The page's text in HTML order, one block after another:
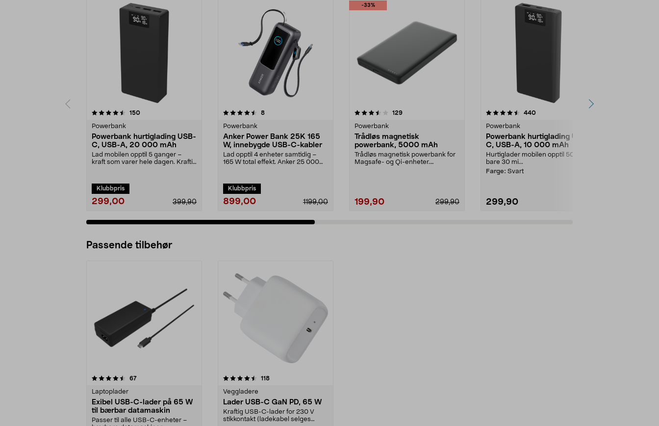
150anmeldelser
Powerbank
Powerbank hurtiglading USB-
C, USB-A, 20 000 mAh
Lad mobilen opptil 5 ganger –
kraft som varer hele dagen. Kraftig
Klubbpris
299,00 399,90
4.5 av 5 stjerner 8anmeldelser
Powerbank
Anker Power Bank 25K 165
W, innebygde USB-C-kabler
Lad opptil 4 enheter samtidig –
165 W total effekt. Anker 25 000
Klubbpris
899,00 1199,00
-33%
3.5 av 5 stjerner 129anmeldelser
Powerbank
Trådløs magnetisk
powerbank, 5000 mAh
Trådløs magnetisk powerbank for
Magsafe- og Qi-enheter.
199,90 299,90
4.5 av 5 stjerner 440anmeldelser
Powerbank
Powerbank hurtiglading USB-
C, USB-A, 10 000 mAh
Hurtiglader mobilen opptil 50 % på
bare 30 mi...
Farge: Svart
299,90
4.5 av 5 stjerner
Passende tilbehør
67anmeldelser
Laptoplader
Exibel USB-C-lader på 65 W
til bærbar datamaskin
Passer til alle USB-C-enheter –
4.5av 5 stjerner 118anmeldelser
Veggladere
Lader USB-C GaN PD, 65 W
Kraftig USB-C-lader for 230 V
stikkontakt (ladekabel selges